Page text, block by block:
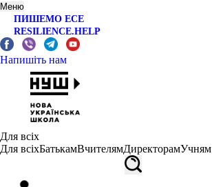
Меню
ПИШЕМО ЕСЕ
RESILIENCE.HELP
Напишіть нам
Для всіх
Для всіхБатькамВчителямДиректорамУчням